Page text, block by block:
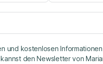
und kostenlosen
den Newsletter von